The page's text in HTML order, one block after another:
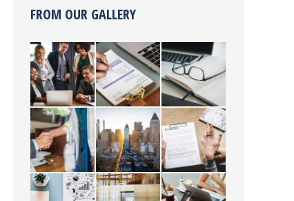
FROM OUR GALLERY